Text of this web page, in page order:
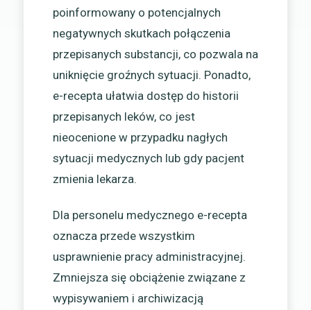
poinformowany o potencjalnych
negatywnych skutkach połączenia
przepisanych substancji, co pozwala na
uniknięcie groźnych sytuacji. Ponadto,
e-recepta ułatwia dostęp do historii
przepisanych leków, co jest
nieocenione w przypadku nagłych
sytuacji medycznych lub gdy pacjent
zmienia lekarza.
Dla personelu medycznego e-recepta
oznacza przede wszystkim
usprawnienie pracy administracyjnej.
Zmniejsza się obciążenie związane z
wypisywaniem i archiwizacją